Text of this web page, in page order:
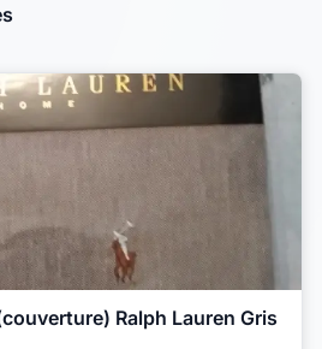
Ralph Lauren Gris